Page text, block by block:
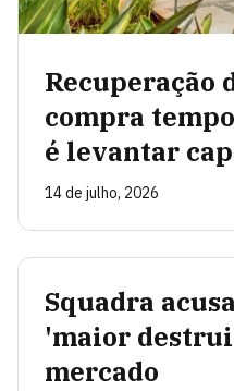
Recuperação
compra
é levantar
14 de julho, 2026
Squadra
'maior
mercado